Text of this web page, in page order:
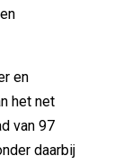
en
het net
van 97
daarbij